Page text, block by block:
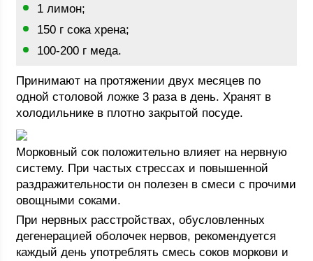
1 лимон;
150 г сока хрена;
100-200 г меда.
Принимают на протяжении двух месяцев по
одной столовой ложке 3 раза в день. Хранят в
холодильнике в плотно закрытой посуде.
Морковный сок положительно влияет на нервную
систему. При частых стрессах и повышенной
раздражительности он полезен в смеси с прочими
овощными соками.
При нервных расстройствах, обусловленных
дегенерацией оболочек нервов, рекомендуется
каждый день употреблять смесь соков моркови и